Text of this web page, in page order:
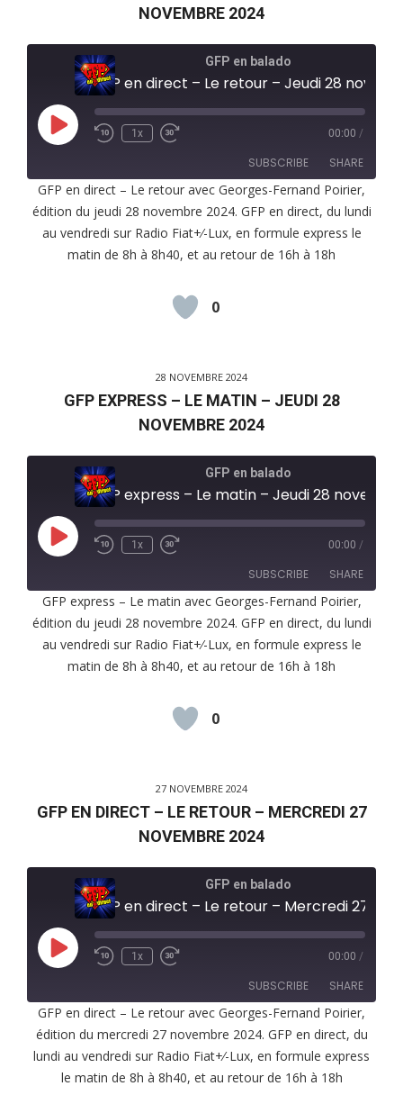
NOVEMBRE 2024
GFP en balado
Play
Episode
1x 00:00 /
SUBSCRIBE SHARE
RSS FEED
SHARE
LINK
GFP en direct – Le retour avec Georges-Fernand Poirier,
édition du jeudi 28 novembre 2024. GFP en direct, du lundi
au vendredi sur Radio Fiat+⁄-Lux, en formule express le
matin de 8h à 8h40, et au retour de 16h à 18h
0
28 NOVEMBRE 2024
GFP EXPRESS – LE MATIN – JEUDI 28
NOVEMBRE 2024
GFP en balado
Play
Episode
1x 00:00 /
SUBSCRIBE SHARE
RSS FEED
SHARE
LINK
GFP express – Le matin avec Georges-Fernand Poirier,
édition du jeudi 28 novembre 2024. GFP en direct, du lundi
au vendredi sur Radio Fiat+⁄-Lux, en formule express le
matin de 8h à 8h40, et au retour de 16h à 18h
0
27 NOVEMBRE 2024
GFP EN DIRECT – LE RETOUR – MERCREDI 27
NOVEMBRE 2024
GFP en balado
Play
Episode
1x 00:00 /
SUBSCRIBE SHARE
RSS FEED
SHARE
LINK
GFP en direct – Le retour avec Georges-Fernand Poirier,
édition du mercredi 27 novembre 2024. GFP en direct, du
lundi au vendredi sur Radio Fiat+⁄-Lux, en formule express
le matin de 8h à 8h40, et au retour de 16h à 18h